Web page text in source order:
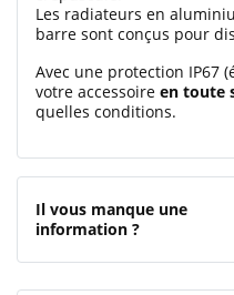
Les radiateurs en
barre sont conçus pour
Avec une protection IP67
votre accessoire en toute
quelles conditions.
Il vous manque une
information ?